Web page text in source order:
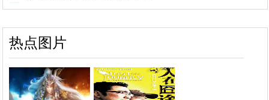
热点图片